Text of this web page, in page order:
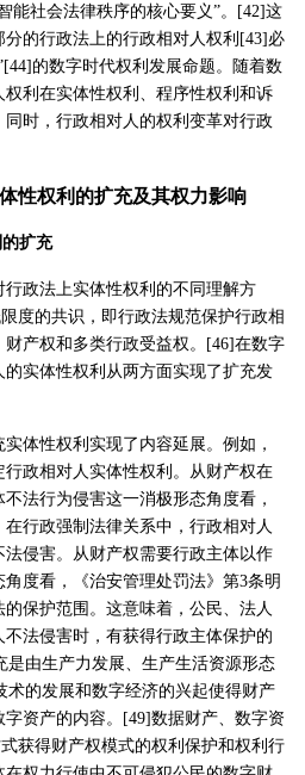
能社会法律秩序的核心要义”。[42]这
的行政法上的行政相对人权利[43]必
的数字时代权利发展命题。随着数
利在实体性权利、程序性权利和诉
时，行政相对人的权利变革对行政
性权利的扩充及其权力影响
扩充
政法上实体性权利的不同理解方
度的共识，即行政法规范保护行政相
产权和多类行政受益权。[46]在数字
实体性权利从两方面实现了扩充发
体性权利实现了内容延展。例如，
政相对人实体性权利。从财产权在
法行为侵害这一消极形态角度看，
在行政强制法律关系中，行政相对人
侵害。从财产权需要行政主体以作
度看，《治安管理处罚法》第3条明
保护范围。这意味着，公民、法人
法侵害时，有获得行政主体保护的
是由生产力发展、生产生活资源形态
术的发展和数字经济的兴起使得财产
资产的内容。[49]数据财产、数字资
获得财产权模式的权利保护和权利行